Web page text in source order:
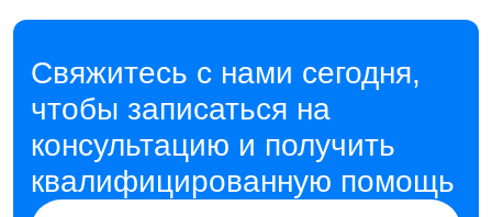
Свяжитесь с нами сегодня,
чтобы записаться на
консультацию и получить
квалифицированную помощь